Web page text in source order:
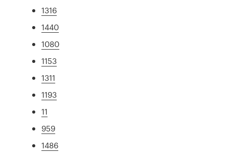
1316
1440
1080
1153
1311
1193
11
959
1486